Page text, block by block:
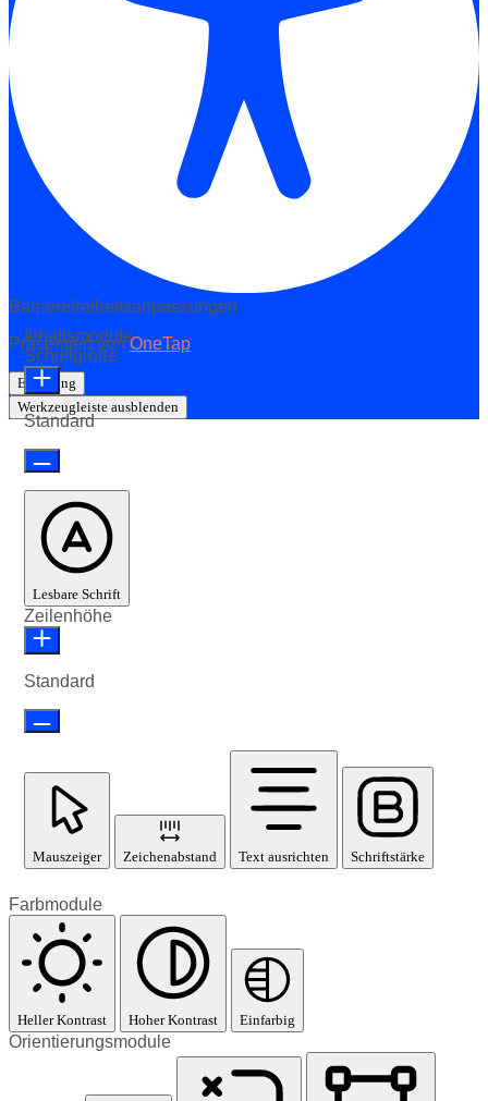
Barrierefreiheitsanpassungen
Präsentiert vonOneTap
Erklärung
Werkzeugleiste ausblenden
Inhaltsmodule
Schriftgröße
Standard
Lesbare Schrift
Zeilenhöhe
Standard
Mauszeiger Zeichenabstand Text ausrichten Schriftstärke
Farbmodule
Heller Kontrast Hoher Kontrast Einfarbig
Orientierungsmodule